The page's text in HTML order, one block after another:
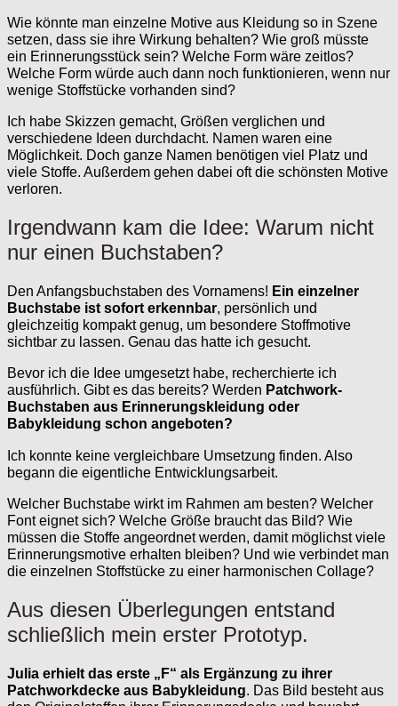
Wie könnte man einzelne Motive aus Kleidung so in Szene
setzen, dass sie ihre Wirkung behalten? Wie groß müsste
ein Erinnerungsstück sein? Welche Form wäre zeitlos?
Welche Form würde auch dann noch funktionieren, wenn nur
wenige Stoffstücke vorhanden sind?
Ich habe Skizzen gemacht, Größen verglichen und
verschiedene Ideen durchdacht. Namen waren eine
Möglichkeit. Doch ganze Namen benötigen viel Platz und
viele Stoffe. Außerdem gehen dabei oft die schönsten Motive
verloren.
Irgendwann kam die Idee: Warum nicht
nur einen Buchstaben?
Den Anfangsbuchstaben des Vornamens! Ein einzelner
Buchstabe ist sofort erkennbar, persönlich und
gleichzeitig kompakt genug, um besondere Stoffmotive
sichtbar zu lassen. Genau das hatte ich gesucht.
Bevor ich die Idee umgesetzt habe, recherchierte ich
ausführlich. Gibt es das bereits? Werden Patchwork-
Buchstaben aus Erinnerungskleidung oder
Babykleidung schon angeboten?
Ich konnte keine vergleichbare Umsetzung finden. Also
begann die eigentliche Entwicklungsarbeit.
Welcher Buchstabe wirkt im Rahmen am besten? Welcher
Font eignet sich? Welche Größe braucht das Bild? Wie
müssen die Stoffe angeordnet werden, damit möglichst viele
Erinnerungsmotive erhalten bleiben? Und wie verbindet man
die einzelnen Stoffstücke zu einer harmonischen Collage?
Aus diesen Überlegungen entstand
schließlich mein erster Prototyp.
Julia erhielt das erste „F“ als Ergänzung zu ihrer
Patchworkdecke aus Babykleidung. Das Bild besteht aus